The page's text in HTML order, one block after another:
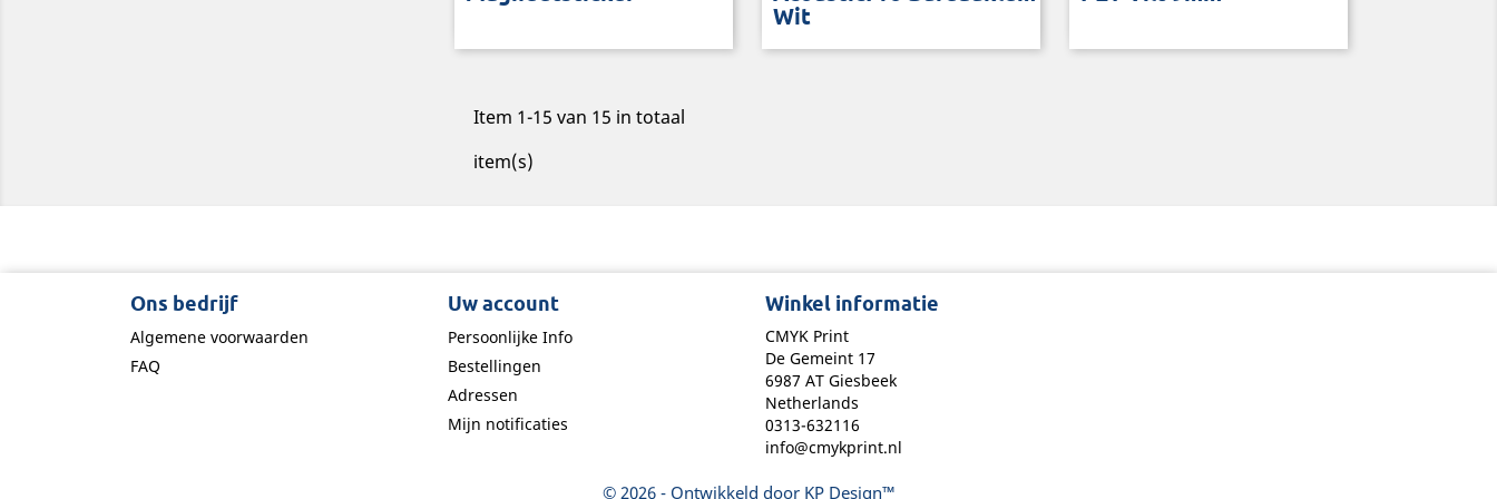
Wit
Item 1-15 van 15 in totaal
item(s)
Ons bedrijf
Algemene voorwaarden
FAQ
Uw account
Persoonlijke Info
Bestellingen
Adressen
Mijn notificaties
Winkel informatie
CMYK Print
De Gemeint 17
6987 AT Giesbeek
Netherlands
0313-632116
info@cmykprint.nl
© 2026 - Ontwikkeld door KP Design™